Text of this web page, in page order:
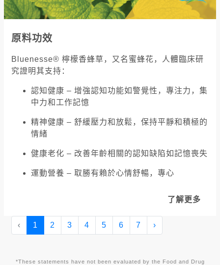
原料功效
Bluenesse® 檸檬香蜂草，又名蜜蜂花，人體臨床研
究證明其支持：
認知健康 – 增強認知功能如警覺性，專注力，集
中力和工作記憶
精神健康 – 舒緩壓力和放鬆，保持平靜和積極的
情緒
健康老化 – 改善年齡相關的認知缺陷如記憶喪失
運動營養 – 取勝有賴於心情舒暢，專心
了解更多
‹ 1 2 3 4 5 6 7 ›
*These statements have not been evaluated by the Food and Drug